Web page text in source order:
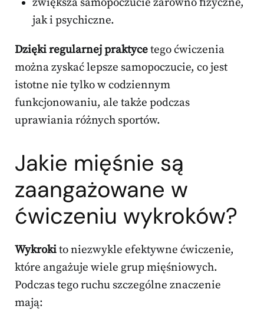
jak i psychiczne.
Dzięki regularnej praktycetego ćwiczenia
można zyskać lepsze samopoczucie, co jest
istotne nie tylko w codziennym
funkcjonowaniu, ale także podczas
uprawiania różnych sportów.
Jakie mięśnie są
zaangażowane w
ćwiczeniu wykroków?
Wykrokito niezwykle efektywne ćwiczenie,
które angażuje wiele grup mięśniowych.
Podczas tego ruchu szczególne znaczenie
mają: